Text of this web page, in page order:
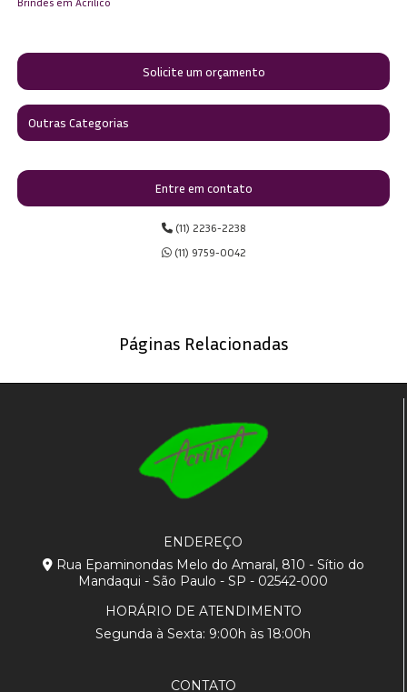
Solicite um orçamento
Outras Categorias
Entre em contato
(11) 2236-2238
(11) 9759-0042
Páginas Relacionadas
ENDEREÇO
Rua Epaminondas Melo do Amaral, 810 - Sítio do
Mandaqui - São Paulo - SP - 02542-000
HORÁRIO DE ATENDIMENTO
Segunda à Sexta: 9:00h às 18:00h
CONTATO